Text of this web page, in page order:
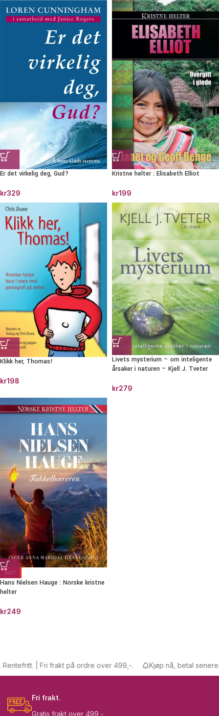
Er det virkelig deg, Gud?
kr329
Kristne helter : Elisabeth Elliot
kr199
Klikk her, Thomas!
kr198
Livets mysterium – om inteligente
årsaker i naturen – Kjell J. Tveter
kr279
HOT
Hans Nielsen Hauge : Norske kristne
helter
kr249
| Fri frakt på ordre over 499,-. Kjøp nå, betal senere.
Fri frakt.
Gratis frakt over 499,-